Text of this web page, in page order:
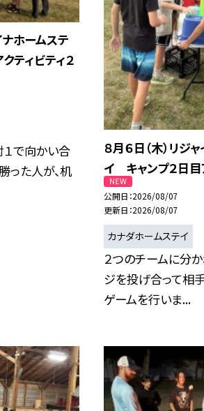
ナホームステ
ティビティ２
１で向かい合
った人が、机
８月６日（木）リジ
イ キャンプ２日目
公開日 2026/08/07
更新日 2026/08/07
カナダホームステイ
２つのチームに分
ジを投げ合って相
ゲームを行いま...